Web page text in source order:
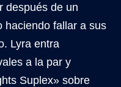
después de un
haciendo fallar a sus
Lyra entra
a la par y
Suplex» sobre